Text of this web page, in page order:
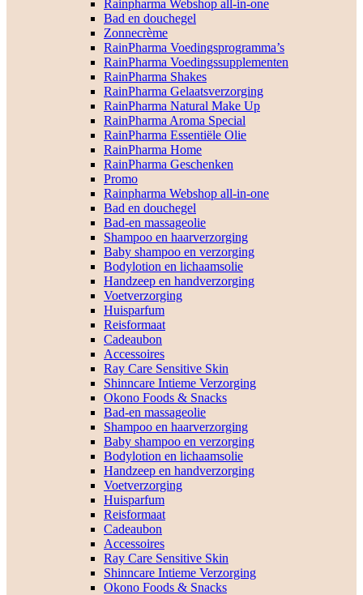
Rainpharma Webshop all-in-one
Bad en douchegel
Zonnecrème
RainPharma Voedingsprogramma’s
RainPharma Voedingssupplementen
RainPharma Shakes
RainPharma Gelaatsverzorging
RainPharma Natural Make Up
RainPharma Aroma Special
RainPharma Essentiële Olie
RainPharma Home
RainPharma Geschenken
Promo
Rainpharma Webshop all-in-one
Bad en douchegel
Bad-en massageolie
Shampoo en haarverzorging
Baby shampoo en verzorging
Bodylotion en lichaamsolie
Handzeep en handverzorging
Voetverzorging
Huisparfum
Reisformaat
Cadeaubon
Accessoires
Ray Care Sensitive Skin
Shinncare Intieme Verzorging
Okono Foods & Snacks
Bad-en massageolie
Shampoo en haarverzorging
Baby shampoo en verzorging
Bodylotion en lichaamsolie
Handzeep en handverzorging
Voetverzorging
Huisparfum
Reisformaat
Cadeaubon
Accessoires
Ray Care Sensitive Skin
Shinncare Intieme Verzorging
Okono Foods & Snacks